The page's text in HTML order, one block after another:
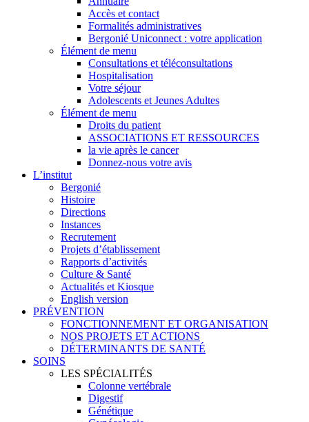
Accès et contact
Formalités administratives
Bergonié Uniconnect : votre application
Élément de menu
Consultations et téléconsultations
Hospitalisation
Votre séjour
Adolescents et Jeunes Adultes
Élément de menu
Droits du patient
ASSOCIATIONS ET RESSOURCES
la vie après le cancer
Donnez-nous votre avis
L’institut
Bergonié
Histoire
Directions
Instances
Recrutement
Projets d’établissement
Rapports d’activités
Culture & Santé
Actualités et Kiosque
English version
PRÉVENTION
FONCTIONNEMENT ET ORGANISATION
NOS PROJETS ET ACTIONS
DÉTERMINANTS DE SANTÉ
SOINS
LES SPÉCIALITÉS
Colonne vertébrale
Digestif
Génétique